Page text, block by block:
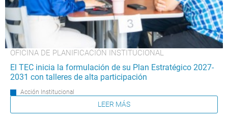
OFICINA DE PLANIFICACIÓN INSTITUCIONAL
El TEC inicia la formulación de su Plan Estratégico 2027-
2031 con talleres de alta participación
Acción Institucional
LEER MÁS